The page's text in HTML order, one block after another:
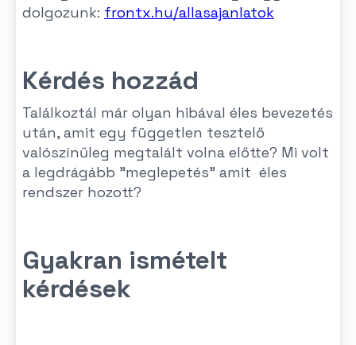
dolgozunk: frontx.hu/allasajanlatok
Kérdés hozzád
Találkoztál már olyan hibával éles bevezetés
után, amit egy független tesztelő
valószínűleg megtalált volna előtte? Mi volt
a legdrágább "meglepetés" amit éles
rendszer hozott?
Gyakran ismételt
kérdések